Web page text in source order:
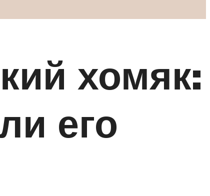
хомяк:
его